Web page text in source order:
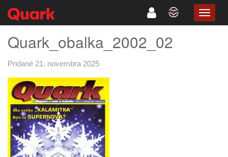
Quark_obalka_2002_02
Pridané 21. novembra 2025